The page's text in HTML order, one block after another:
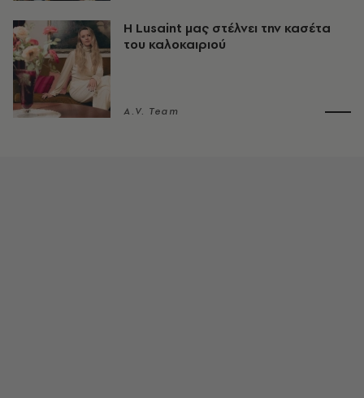
Η Lusaint μας στέλνει την κασέτα
του καλοκαιριού
A.V. Team